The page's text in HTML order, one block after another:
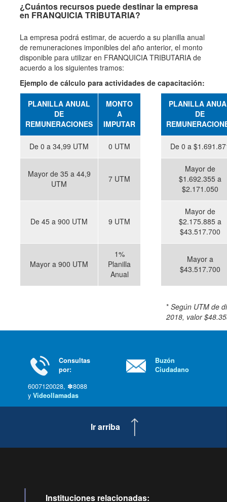
¿Cuántos recursos puede destinar la empresa
en FRANQUICIA TRIBUTARIA?
La empresa podrá estimar, de acuerdo a su planilla anual
de remuneraciones imponibles del año anterior, el monto
disponible para utilizar en FRANQUICIA TRIBUTARIA de
acuerdo a los siguientes tramos:
Ejemplo de cálculo para actividades de capacitación:
PLANILLA ANUAL
DE
REMUNERACIONES
MONTO
A
IMPUTAR
PLANILLA
DE
De 0 a 34,99 UTM 0 UTM De 0 a
Mayor de 35 a 44,9
UTM
7 UTM
Mayor de
$1.692.355 a
$2.171.050
De 45 a 900 UTM 9 UTM
Mayor de
$2.175.885 a
$43.517.700
Mayor a 900 UTM
1%
Planilla
Anual
Mayor a
$43.517.700
* Según UTM de
2018, valor
Consultas
por:
6007120028, ✽8088
y Videollamadas
Buzón
Ciudadano
Ir arriba
Instituciones relacionadas: